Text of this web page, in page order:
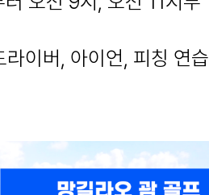
이버, 아이언, 피칭 연습